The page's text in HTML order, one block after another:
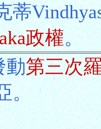
蒂
政權。
動第三次
。